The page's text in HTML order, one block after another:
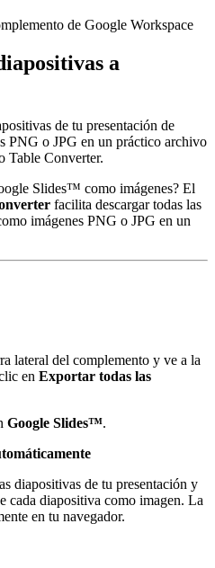
de Google Workspace
a
de tu presentación de
PNG o JPG en un práctico archivo
Table Converter.
Slides™ como imágenes? El
facilita descargar todas las
imágenes PNG o JPG en un
lateral del complemento y ve a la
en Exportar todas las
Google Slides™.
diapositivas de tu presentación y
cada diapositiva como imagen. La
en tu navegador.